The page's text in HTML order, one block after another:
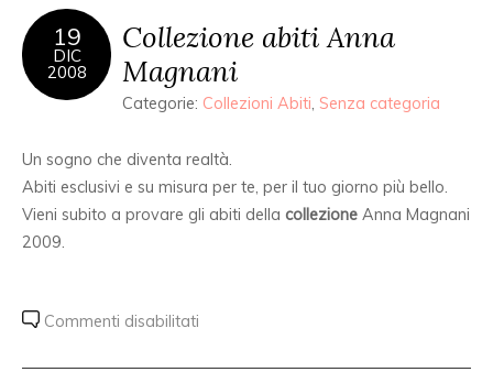
19
DIC
2008
Collezione abiti Anna
Magnani
Categorie: Collezioni Abiti Senza categoria
Un sogno che diventa realtà.
Abiti esclusivi e su misura per te, per il tuo giorno più bello.
Vieni subito a provare gli abiti della collezione Anna Magnani
2009.
Commenti disabilitati